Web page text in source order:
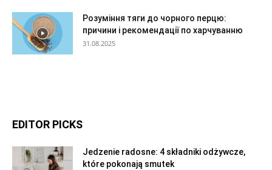
Розуміння тяги до чорного перцю:
причини і рекомендації по харчуванню
31.08.2025
EDITOR PICKS
Jedzenie radosne: 4 składniki odżywcze,
które pokonają smutek